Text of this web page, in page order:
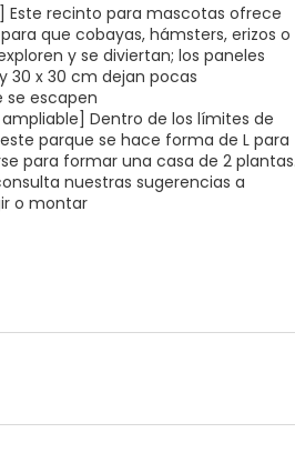
Este recinto para mascotas ofrece
que cobayas, hámsters, erizos o
y se diviertan; los paneles
30 x 30 cm dejan pocas
se escapen
ampliable] Dentro de los límites de
parque se hace forma de L para
para formar una casa de 2 plantas.
nuestras sugerencias a
o montar